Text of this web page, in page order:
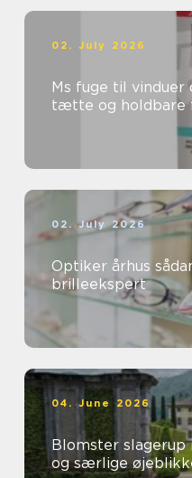
02. July 2026
Ms fuge til vinduer
tætte og holdbare
02. July 2026
Optiker århus sådan vælger du den rette
brilleekspert
04. June 2026
Blomster slagerup inspiration til hverdag
og særlige